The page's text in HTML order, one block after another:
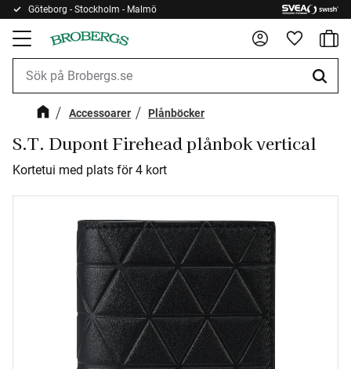
Meny
Göteborg - Stockholm - Malmö
Accessoarer Plånböcker
S.T. Dupont Firehead plånbok vertical
Kortetui med plats för 4 kort